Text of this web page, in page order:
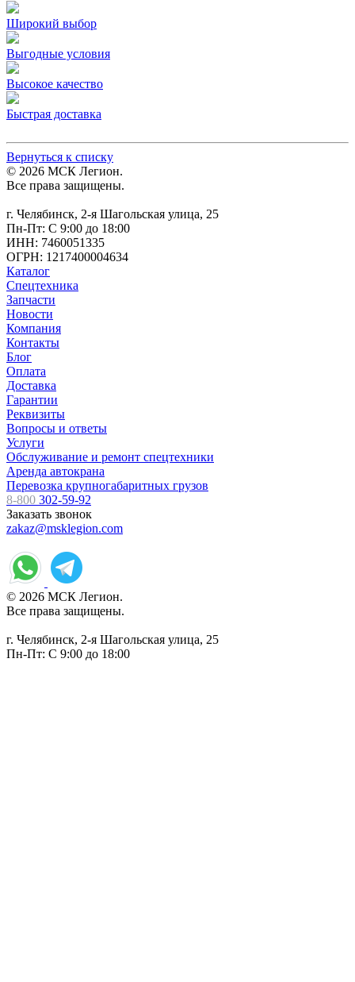
Широкий выбор
Выгодные условия
Высокое качество
Быстрая доставка
Вернуться к списку
© 2026 МСК Легион.
Все права защищены.
г. Челябинск, 2-я Шагольская улица, 25
Пн-Пт: С 9:00 до 18:00
ИНН: 7460051335
ОГРН: 1217400004634
Каталог
Спецтехника
Запчасти
Новости
Компания
Контакты
Блог
Оплата
Доставка
Гарантии
Реквизиты
Вопросы и ответы
Услуги
Обслуживание и ремонт спецтехники
Аренда автокрана
Перевозка крупногабаритных грузов
8-800 302-59-92
Заказать звонок
zakaz@msklegion.com
© 2026 МСК Легион.
Все права защищены.
г. Челябинск, 2-я Шагольская улица, 25
Пн-Пт: С 9:00 до 18:00